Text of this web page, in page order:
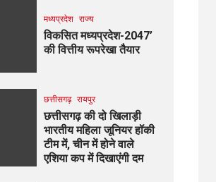
मध्यप्रदेश राज्य
विकसित मध्यप्रदेश-2047’
की वित्तीय रूपरेखा तैयार
छत्तीसगढ़ रायपुर
छत्तीसगढ़ की दो खिलाड़ी
भारतीय महिला जूनियर हॉकी
टीम में, चीन में होने वाले
एशिया कप में दिखाएंगी दम